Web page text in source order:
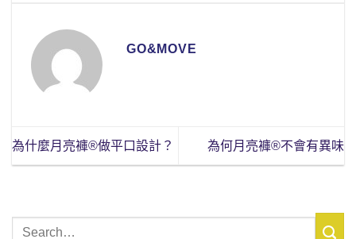
GO&MOVE
為什麼月亮褲®做平口設計？ 為何月亮褲®不會有異味